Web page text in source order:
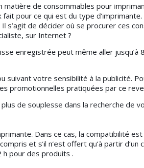
de consommables pour
pour ce qui est du type
s’agit de décider où se procurer ces
sur Internet ?
enregistrée peut même aller
suivant votre sensibilité à la publicité.
promotionnelles pratiquées par ce
de souplesse dans la recherche de
Dans ce cas, la compatibilité
et s’il n’est offert qu’à partir d’un
h pour des produits .